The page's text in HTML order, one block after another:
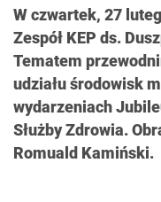
W czwartek, 27
Zespół KEP ds.
Tematem
udziału środowisk
wydarzeniach
Służby Zdrowia.
Romuald Kamiński.